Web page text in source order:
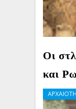
Οι
και